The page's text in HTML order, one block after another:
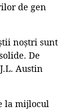
de gen
noștri sunt
De
Austin
la mijlocul